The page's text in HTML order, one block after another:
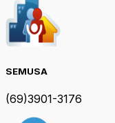
SEMUSA
(69)3901-3176